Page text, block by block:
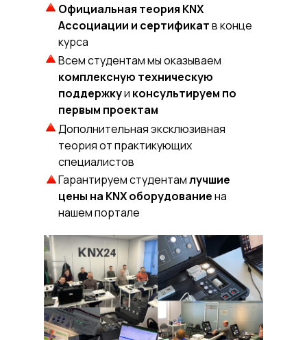
Официальная теория KNX
Ассоциации и сертификатв конце
курса
Всем студентам мы оказываем
комплексную техническую
поддержкуи консультируем по
первым проектам
Дополнительная эксклюзивная
теория от практикующих
специалистов
Гарантируем студентамлучшие
цены на KNX оборудованиена
нашем портале